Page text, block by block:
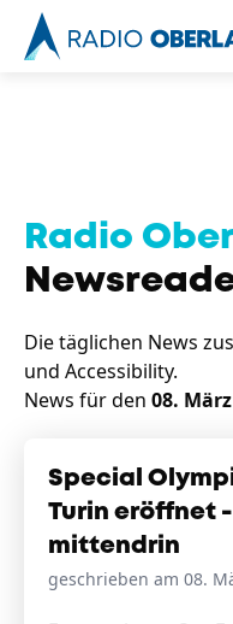
Newsreader
Radio
Die täglichen News
und Accessibility.
News für den 08.
Special
Turin eröffnet
mittendrin
geschrieben am 08.